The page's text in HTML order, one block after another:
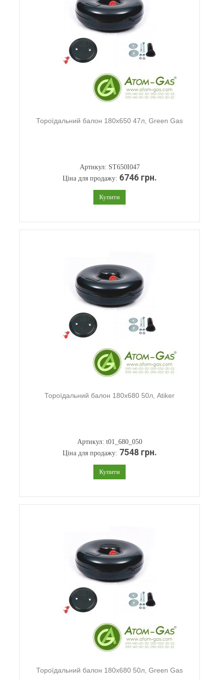
Тороїдальний балон 180х650 47л, Green Gas
Артикул: ST650I047
Ціна для продажу: 6746 грн.
Купити
Тороїдальний балон 180х680 50л, Atiker
Артикул: t01_680_050
Ціна для продажу: 7548 грн.
Купити
Тороїдальний балон 180х680 50л, Green Gas